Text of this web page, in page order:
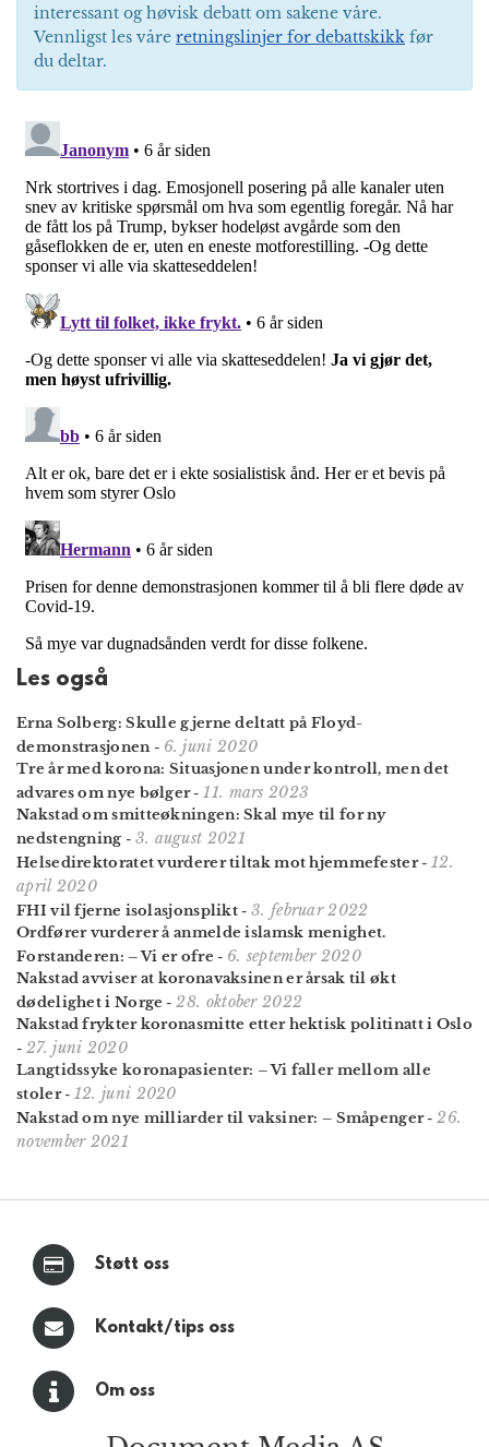
interessant og høvisk debatt om sakene våre.
Vennligst les våre retningslinjer for debattskikk før
du deltar.
Les også
Erna Solberg: Skulle gjerne deltatt på Floyd-
demonstrasjonen- 6. juni 2020
Tre år med korona: Situasjonen under kontroll, men det
advares om nye bølger-11. mars 2023
Nakstad om smitteøkningen: Skal mye til for ny
nedstengning - 3. august 2021
Helsedirektoratet vurderer tiltak mot hjemmefester- 12.
april 2020
FHI vil fjerne isolasjonsplikt - 3. februar 2022
Ordfører vurderer å anmelde islamsk menighet.
Forstanderen: – Vi er ofre - 6. september 2020
Nakstad avviser at koronavaksinen er årsak til økt
dødelighet i Norge -28. oktober 2022
Nakstad frykter koronasmitte etter hektisk politinatt i Oslo
- 27. juni 2020
Langtidssyke koronapasienter: – Vi faller mellom alle
stoler- 12. juni 2020
Nakstad om nye milliarder til vaksiner: – Småpenger-26.
november 2021
Støtt oss
Kontakt/tips oss
Om oss